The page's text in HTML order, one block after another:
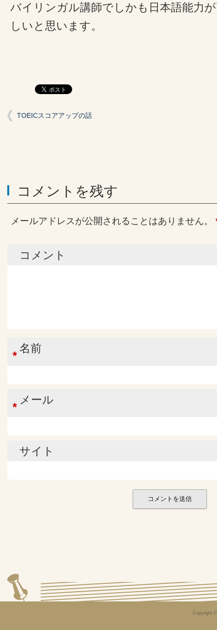
バイリンガル講師でしかも日本語能力
しいと思います。
TOEICスコアアップの話
コメントを残す
メールアドレスが公開されることはありません。
コメント
名前
*
メール
*
サイト
Copyright